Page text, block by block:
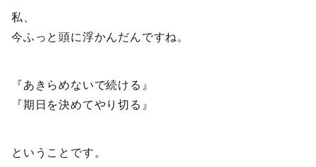
私、
今ふっと頭に浮かんだんですね。
『あきらめないで続ける』
『期日を決めてやり切る』
ということです。